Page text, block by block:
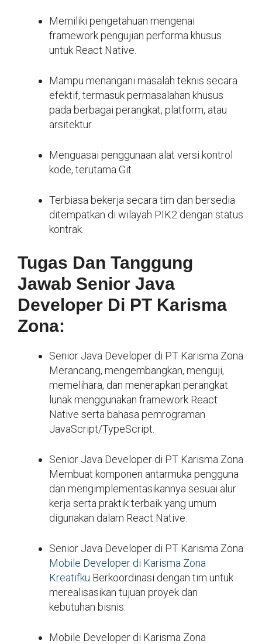
Memiliki pengetahuan mengenai
framework pengujian performa khusus
untuk React Native.
Mampu menangani masalah teknis secara
efektif, termasuk permasalahan khusus
pada berbagai perangkat, platform, atau
arsitektur.
Menguasai penggunaan alat versi kontrol
kode, terutama Git.
Terbiasa bekerja secara tim dan bersedia
ditempatkan di wilayah PIK2 dengan status
kontrak.
Tugas Dan Tanggung
Jawab Senior Java
Developer Di PT Karisma
Zona:
Senior Java Developer di PT Karisma Zona
Merancang, mengembangkan, menguji,
memelihara, dan menerapkan perangkat
lunak menggunakan framework React
Native serta bahasa pemrograman
JavaScript/TypeScript.
Senior Java Developer di PT Karisma Zona
Membuat komponen antarmuka pengguna
dan mengimplementasikannya sesuai alur
kerja serta praktik terbaik yang umum
digunakan dalam React Native.
Senior Java Developer di PT Karisma Zona
Mobile Developer di Karisma Zona
Kreatifku Berkoordinasi dengan tim untuk
merealisasikan tujuan proyek dan
kebutuhan bisnis.
Mobile Developer di Karisma Zona